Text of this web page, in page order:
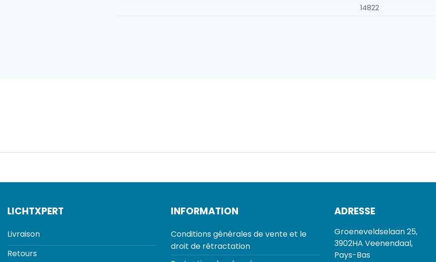
14822
LICHTXPERT
Livraison
Retours
INFORMATION
Conditions générales de vente et le
droit de rétractation
ADRESSE
Groeneveldselaan 25,
3902HA Veenendaal,
Pays-Bas